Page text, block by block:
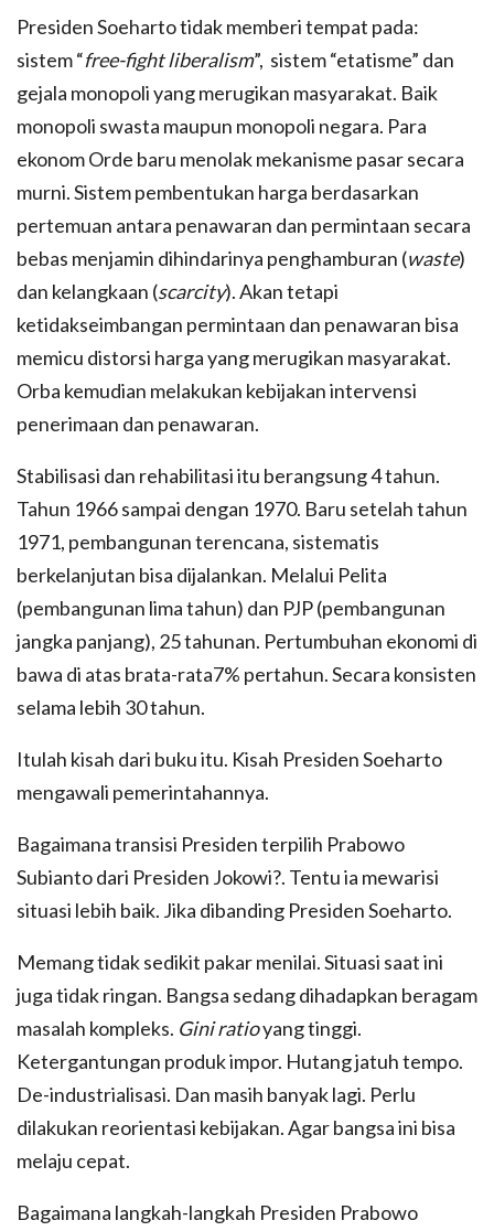
Presiden Soeharto tidak memberi tempat pada:
sistem “free-fight liberalism”, sistem “etatisme” dan
gejala monopoli yang merugikan masyarakat. Baik
monopoli swasta maupun monopoli negara. Para
ekonom Orde baru menolak mekanisme pasar secara
murni. Sistem pembentukan harga berdasarkan
pertemuan antara penawaran dan permintaan secara
bebas menjamin dihindarinya penghamburan (waste)
dan kelangkaan (scarcity). Akan tetapi
ketidakseimbangan permintaan dan penawaran bisa
memicu distorsi harga yang merugikan masyarakat.
Orba kemudian melakukan kebijakan intervensi
penerimaan dan penawaran.
Stabilisasi dan rehabilitasi itu berangsung 4 tahun.
Tahun 1966 sampai dengan 1970. Baru setelah tahun
1971, pembangunan terencana, sistematis
berkelanjutan bisa dijalankan. Melalui Pelita
(pembangunan lima tahun) dan PJP (pembangunan
jangka panjang), 25 tahunan. Pertumbuhan ekonomi di
bawa di atas brata-rata7% pertahun. Secara konsisten
selama lebih 30 tahun.
Itulah kisah dari buku itu. Kisah Presiden Soeharto
mengawali pemerintahannya.
Bagaimana transisi Presiden terpilih Prabowo
Subianto dari Presiden Jokowi?. Tentu ia mewarisi
situasi lebih baik. Jika dibanding Presiden Soeharto.
Memang tidak sedikit pakar menilai. Situasi saat ini
juga tidak ringan. Bangsa sedang dihadapkan beragam
masalah kompleks. Gini ratioyang tinggi.
Ketergantungan produk impor. Hutang jatuh tempo.
De-industrialisasi. Dan masih banyak lagi. Perlu
dilakukan reorientasi kebijakan. Agar bangsa ini bisa
melaju cepat.
Bagaimana langkah-langkah Presiden Prabowo